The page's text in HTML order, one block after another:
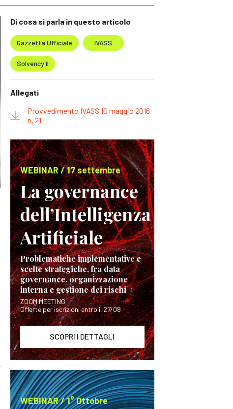
Di cosa si parla in questo articolo
Gazzetta Ufficiale IVASS
Solvency II
Allegati
Provvedimento IVASS 10 maggio 2016
n. 21
WEBINAR / 17 settembre
La governance
dell’Intelligenza
Artificiale
Problematiche implementative e
scelte strategiche, fra data
governance, organizzazione
interna e gestione dei rischi
ZOOM MEETING
Offerte per iscrizioni entro il 27/08
SCOPRI I DETTAGLI
WEBINAR / 1° Ottobre